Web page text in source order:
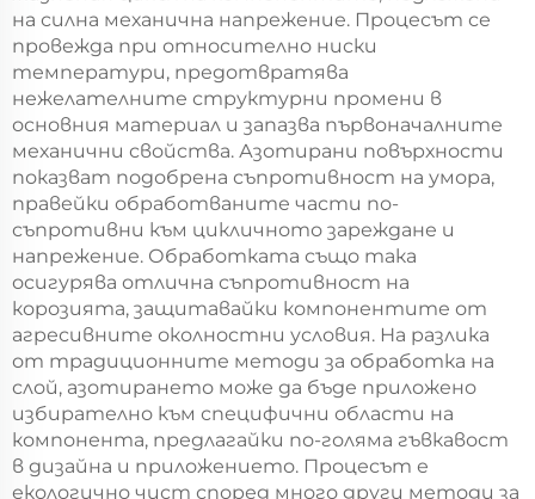
на силна механична напрежение. Процесът се
провежда при относително ниски
температури, предотвратява
нежелателните структурни промени в
основния материал и запазва първоначалните
механични свойства. Азотирани повърхности
показват подобрена съпротивност на умора,
правейки обработваните части по-
съпротивни към цикличното зареждане и
напрежение. Обработката също така
осигурява отлична съпротивност на
корозията, защитавайки компонентите от
агресивните околностни условия. На разлика
от традиционните методи за обработка на
слой, азотирането може да бъде приложено
избирателно към специфични области на
компонента, предлагайки по-голяма гъвкавост
в дизайна и приложението. Процесът е
екологично чист според много други методи за